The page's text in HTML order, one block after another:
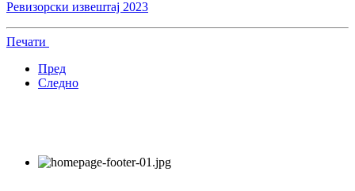
Ревизорски извештај 2023
Печати
Пред
Следно